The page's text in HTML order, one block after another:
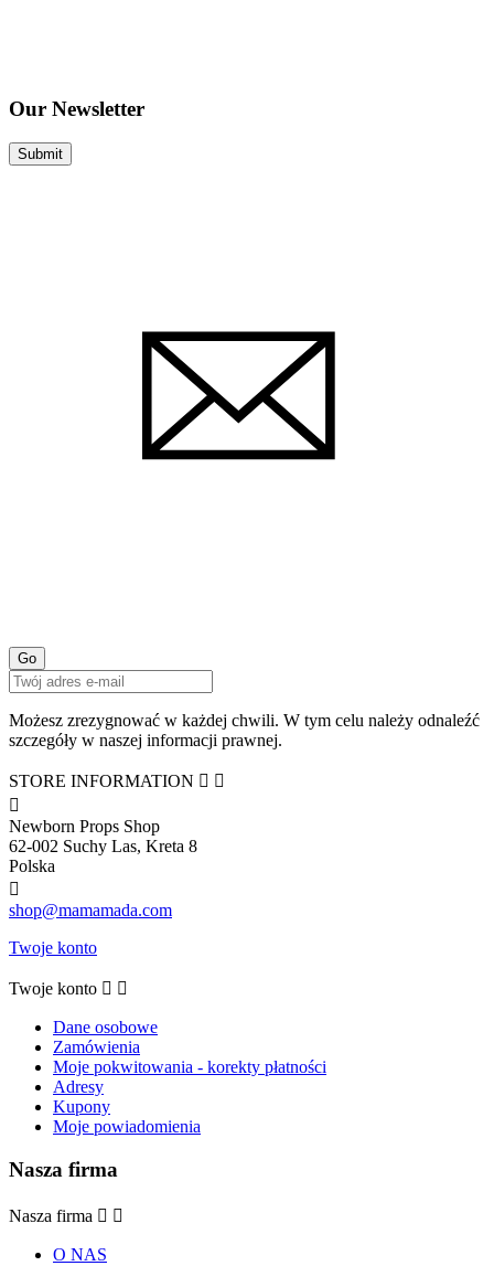
Our Newsletter
Możesz zrezygnować w każdej chwili. W tym celu należy odnaleźć
szczegóły w naszej informacji prawnej.
STORE INFORMATION  

Newborn Props Shop
62-002 Suchy Las, Kreta 8
Polska

shop@mamamada.com
Twoje konto
Twoje konto  
Dane osobowe
Zamówienia
Moje pokwitowania - korekty płatności
Adresy
Kupony
Moje powiadomienia
Nasza firma
Nasza firma  
O NAS